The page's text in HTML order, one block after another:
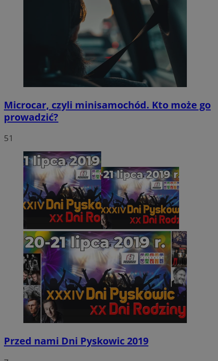
Microcar, czyli minisamochód. Kto może go
prowadzić?
51
Przed nami Dni Pyskowic 2019